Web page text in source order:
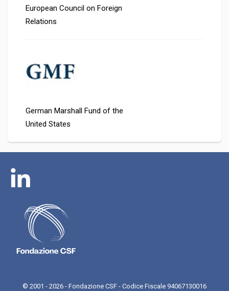
European Council on Foreign
Relations
German Marshall Fund of the
United States
© 2001 - 2026 - Fondazione CSF - Codice Fiscale 94067130016